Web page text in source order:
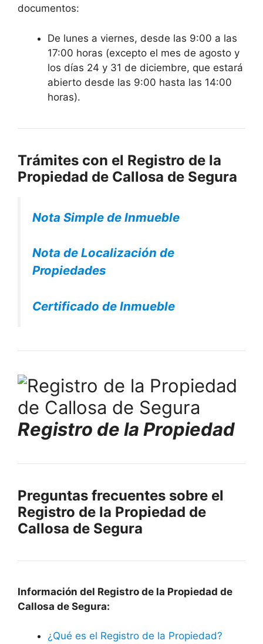
documentos:
De lunes a viernes, desde las 9:00 a las
17:00 horas (excepto el mes de agosto y
los días 24 y 31 de diciembre, que estará
abierto desde las 9:00 hasta las 14:00
horas).
Trámites con el Registro de la
Propiedad de Callosa de Segura
Nota Simple de Inmueble
Nota de Localización de
Propiedades
Certificado de Inmueble
Registro de la Propiedad
Preguntas frecuentes sobre el
Registro de la Propiedad de
Callosa de Segura
Información del Registro de la Propiedad de
Callosa de Segura:
¿Qué es el Registro de la Propiedad?